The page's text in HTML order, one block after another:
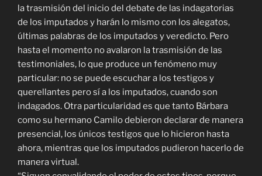
la trasmisión del inicio del debate de las indagatorias
de los imputados y harán lo mismo con los alegatos,
últimas palabras de los imputados y veredicto. Pero
hasta el momento no avalaron la trasmisión de las
testimoniales, lo que produce un fenómeno muy
particular: no se puede escuchar a los testigos y
querellantes pero sí a los imputados, cuando son
indagados. Otra particularidad es que tanto Bárbara
como su hermano Camilo debieron declarar de manera
presencial, los únicos testigos que lo hicieron hasta
ahora, mientras que los imputados pudieron hacerlo de
manera virtual.